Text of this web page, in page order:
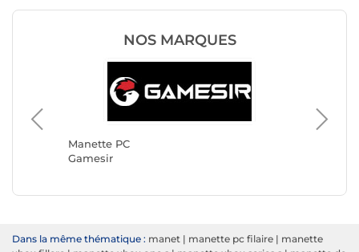
NOS MARQUES
Manette PC
Gamesir
Dans la même thématique : manet | manette pc filaire | manette